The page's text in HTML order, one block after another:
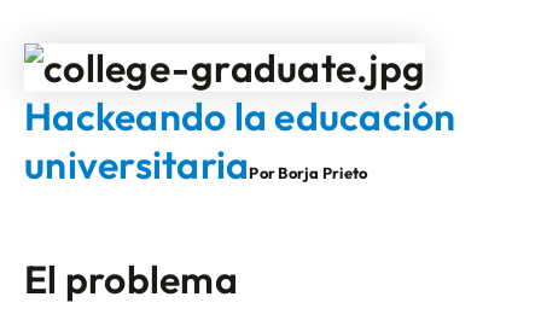
Hackeando la educación
universitariaPor Borja Prieto
El problema